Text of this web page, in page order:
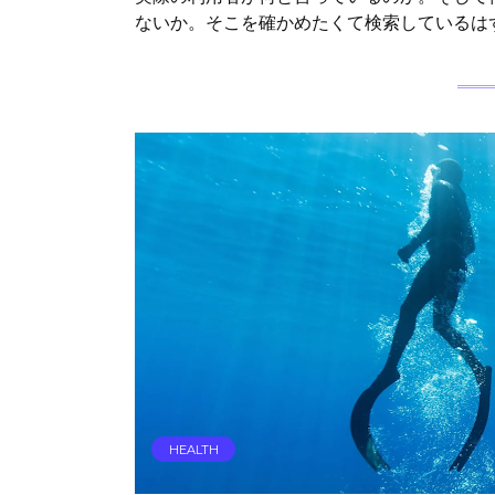
ないか。そこを確かめたくて検索しているは
HEALTH